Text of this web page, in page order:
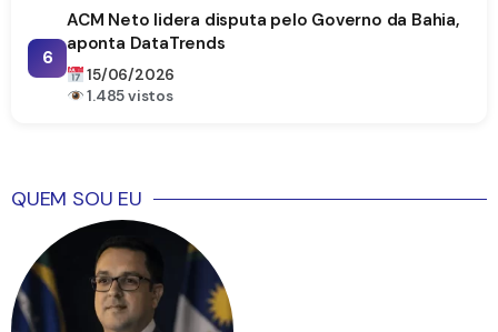
6
ACM Neto lidera disputa pelo Governo da Bahia,
aponta DataTrends
15/06/2026
1.485 vistos
QUEM SOU EU